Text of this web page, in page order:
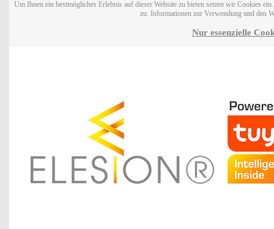
Um Ihnen ein bestmögliches Erlebnis auf dieser Website zu bieten setzen wir Cookies
zu. Informationen zur Verwendung und den
Nur essenzielle